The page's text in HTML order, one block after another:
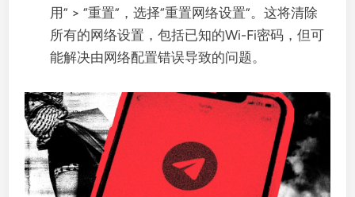
用” > “重置”，选择“重置网络设置”。这将清除
所有的网络设置，包括已知的Wi-Fi密码，但可
能解决由网络配置错误导致的问题。